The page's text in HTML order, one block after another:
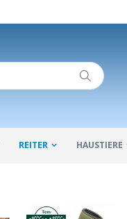
REITER HAUSTIERE